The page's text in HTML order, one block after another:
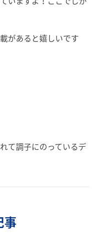
があると嬉しいです
て調子にのっているデ
事